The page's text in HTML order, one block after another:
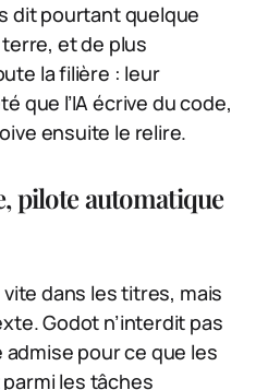
dit pourtant quelque
et de plus
la filière : leur
que l’IA écrive du code,
ensuite le relire.
pilote automatique
dans les titres, mais
Godot n’interdit pas
admise pour ce que les
les tâches